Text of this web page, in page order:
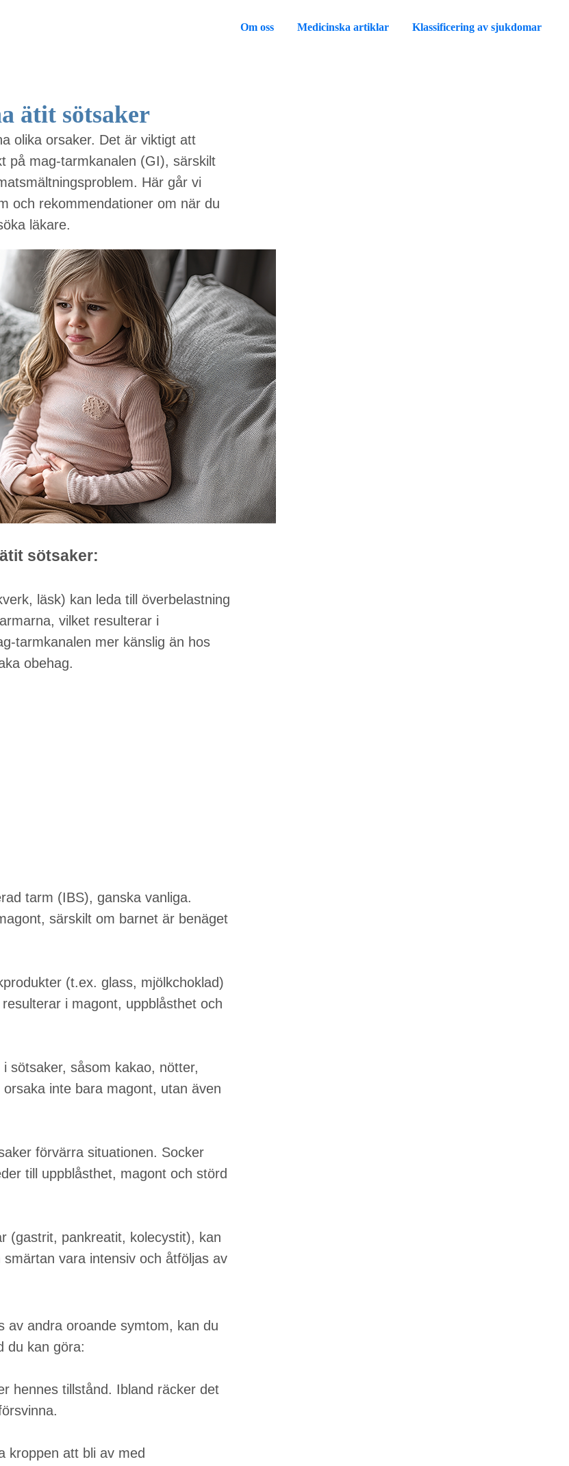
Om oss Medicinska artiklar Klassificering av sjukdomar
ätit sötsaker
olika orsaker. Det är viktigt att
på mag-tarmkanalen (GI), särskilt
Här går vi
och rekommendationer om när du
läkare.
sötsaker:
läsk) kan leda till överbelastning
vilket resulterar i
tarmkanalen mer känslig än hos
obehag.
tarm (IBS), ganska vanliga.
särskilt om barnet är benäget
(t.ex. glass, mjölkchoklad)
i magont, uppblåsthet och
sötsaker, såsom kakao, nötter,
inte bara magont, utan även
förvärra situationen. Socker
till uppblåsthet, magont och störd
(gastrit, pankreatit, kolecystit), kan
vara intensiv och åtföljas av
av andra oroande symtom, kan du
du kan göra:
hennes tillstånd. Ibland räcker det
kroppen att bli av med